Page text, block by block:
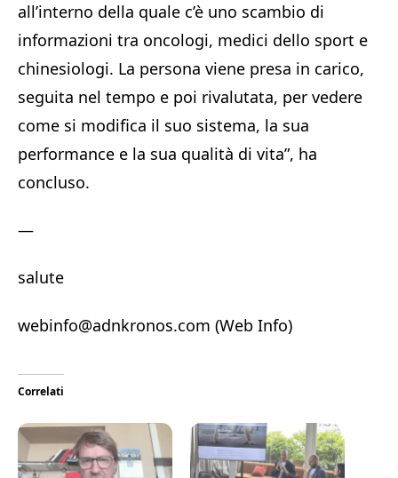
all’interno della quale c’è uno scambio di
informazioni tra oncologi, medici dello sport e
chinesiologi. La persona viene presa in carico,
seguita nel tempo e poi rivalutata, per vedere
come si modifica il suo sistema, la sua
performance e la sua qualità di vita”, ha
concluso.
—
salute
webinfo@adnkronos.com (Web Info)
Correlati